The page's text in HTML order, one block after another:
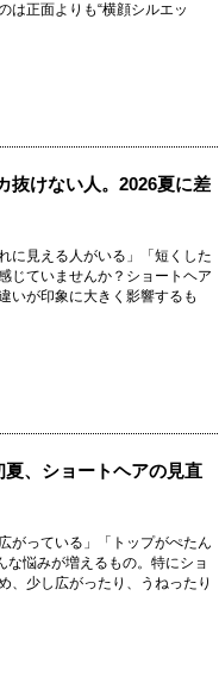
は正面よりも“横顔シルエッ
抜けない人。2026夏に差
に見える人がいる」「短くした
じていませんか？ショートヘア
いが印象に大きく影響するも
、ショートヘアの見直
がっている」「トップがぺたん
悩みが増えるもの。特にショ
、少し広がったり、うねったり